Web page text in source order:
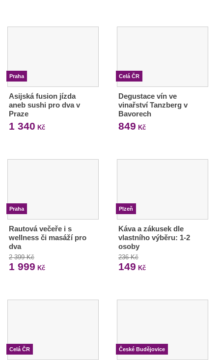
Praha
Asijská fusion jízda
aneb sushi pro dva v
Praze
1 340 Kč
Celá ČR
Degustace vín ve
vinařství Tanzberg v
Bavorech
849 Kč
Praha
Rautová večeře i s
wellness či masáží pro
dva
2 399 Kč
1 999 Kč
Plzeň
Káva a zákusek dle
vlastního výběru: 1-2
osoby
236 Kč
149 Kč
Celá ČR České Budějovice